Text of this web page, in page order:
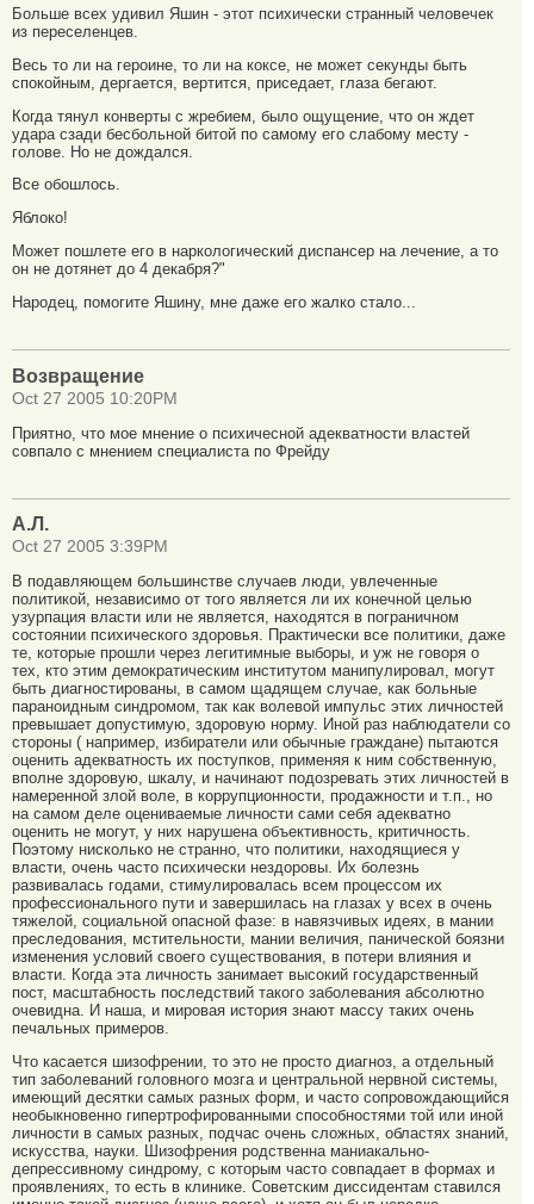
Больше всех удивил Яшин - этот психически странный человечек
из переселенцев.
Весь то ли на героине, то ли на коксе, не может секунды быть
спокойным, дергается, вертится, приседает, глаза бегают.
Когда тянул конверты с жребием, было ощущение, что он ждет
удара сзади бесбольной битой по самому его слабому месту -
голове. Но не дождался.
Все обошлось.
Яблоко!
Может пошлете его в наркологический диспансер на лечение, а то
он не дотянет до 4 декабря?"
Народец, помогите Яшину, мне даже его жалко стало...
Возвращение
Oct 27 2005 10:20PM
Приятно, что мое мнение о психичесной адекватности властей
совпало с мнением специалиста по Фрейду
А.Л.
Oct 27 2005 3:39PM
В подавляющем большинстве случаев люди, увлеченные
политикой, независимо от того является ли их конечной целью
узурпация власти или не является, находятся в пограничном
состоянии психического здоровья. Практически все политики, даже
те, которые прошли через легитимные выборы, и уж не говоря о
тех, кто этим демократическим институтом манипулировал, могут
быть диагностированы, в самом щадящем случае, как больные
параноидным синдромом, так как волевой импульс этих личностей
превышает допустимую, здоровую норму. Иной раз наблюдатели со
стороны ( например, избиратели или обычные граждане) пытаются
оценить адекватность их поступков, применяя к ним собственную,
вполне здоровую, шкалу, и начинают подозревать этих личностей в
намеренной злой воле, в коррупционности, продажности и т.п., но
на самом деле оцениваемые личности сами себя адекватно
оценить не могут, у них нарушена объективность, критичность.
Поэтому нисколько не странно, что политики, находящиеся у
власти, очень часто психически нездоровы. Их болезнь
развивалась годами, стимулировалась всем процессом их
профессионального пути и завершилась на глазах у всех в очень
тяжелой, социальной опасной фазе: в навязчивых идеях, в мании
преследования, мстительности, мании величия, панической боязни
изменения условий своего существования, в потери влияния и
власти. Когда эта личность занимает высокий государственный
пост, масштабность последствий такого заболевания абсолютно
очевидна. И наша, и мировая история знают массу таких очень
печальных примеров.
Что касается шизофрении, то это не просто диагноз, а отдельный
тип заболеваний головного мозга и центральной нервной системы,
имеющий десятки самых разных форм, и часто сопровождающийся
необыкновенно гипертрофированными способностями той или иной
личности в самых разных, подчас очень сложных, областях знаний,
искусства, науки. Шизофрения родственна маниакально-
депрессивному синдрому, с которым часто совпадает в формах и
проявлениях, то есть в клинике. Советским диссидентам ставился